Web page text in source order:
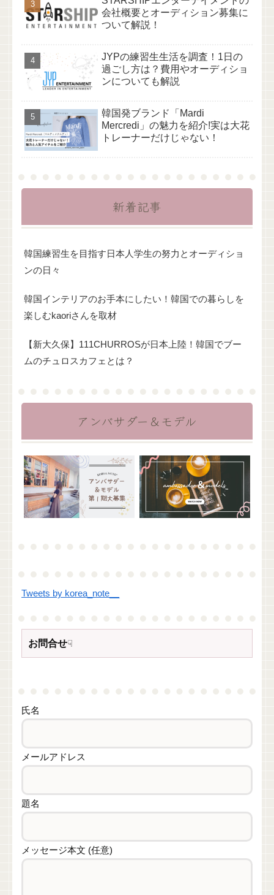
会社概要とオーディション募集に
ついて解説！
JYPの練習生生活を調査！1日の
過ごし方は？費用やオーディショ
ンについても解説
韓国発ブランド「Mardi
Mercredi」の魅力を紹介!実は大花
トレーナーだけじゃない！
新着記事
韓国練習生を目指す日本人学生の努力とオーディショ
ンの日々
韓国インテリアのお手本にしたい！韓国での暮らしを
楽しむkaoriさんを取材
【新大久保】111CHURROSが日本上陸！韓国でブー
ムのチュロスカフェとは？
アンバサダー＆モデル
Tweets by korea_note__
お問合せ☟
氏名
メールアドレス
題名
メッセージ本文 (任意)